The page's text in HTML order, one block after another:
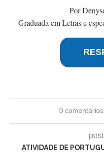
Por
Graduada em Letras e
0 comentários
ATIVIDADE DE